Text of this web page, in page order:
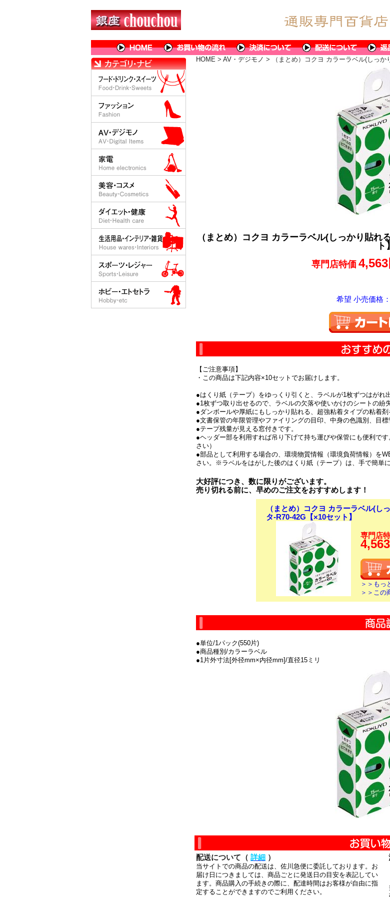
HOME > AV・デジモノ > （まとめ）コクヨ カラーラベル(しっか
（まとめ）コクヨ カラーラベル(しっかり貼
ト】
専門店特価 4,563
希望 小売価格
【ご注意事項】
・この商品は下記内容×10セットでお届けします。
●はくり紙（テープ）をゆっくり引くと、ラベルが1枚ずつはがれ
●1枚ずつ取り出せるので、ラベルの欠落や使いかけのシートの紛
●ダンボールや厚紙にもしっかり貼れる、超強粘着タイプの粘着剤
●文書保管の年限管理やファイリングの目印、中身の色識別、目
●テープ残量が見える窓付きです。
●ヘッダー部を利用すれば吊り下げて持ち運びや保管にも便利で
さい）
●部品として利用する場合の、環境物質情報（環境負荷情報）を
さい。※ラベルをはがした後のはくり紙（テープ）は、手で簡単に
大好評につき、数に限りがございます。
売り切れる前に、早めのご注文をおすすめします！
（まとめ）コクヨ カラーラベル(し
タ-R70-42G【×10セット】
専門店
＞＞もっ
＞＞この
●単位/1パック(550片)
●商品種別/カラーラベル
●1片外寸法[外径mm×内径mm]/直径15ミリ
配送について（ 詳細 ）
当サイトでの商品の配送は、佐川急便に委託しております。お
届け日につきましては、商品ごとに発送日の目安を表記してい
ます。商品購入の手続きの際に、配達時間はお客様が自由に指
定することができますのでご利用ください。